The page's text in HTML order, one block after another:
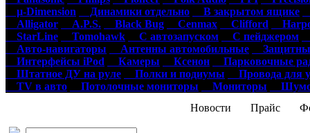
µ-Dimension
Динамики отдельно В закрытом ящике
Alligator
A.P.S. Black Bug Cenmax Clifford
StarLine
Tomohawk С автозапуском С пейджером
Авто-навигаторы
Антенны автомобильные
Интерфейсы iPod
Камеры Ксенон
Парковочные
Штатное ДУ на руле
Полки и подиумы
Провода для
TV в авто
Потолочные мониторы Мониторы
Новости Прайс